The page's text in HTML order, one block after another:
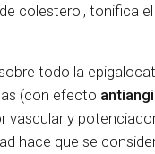
colesterol, tonifica
todo la
(con efecto
vascular y
hace que se